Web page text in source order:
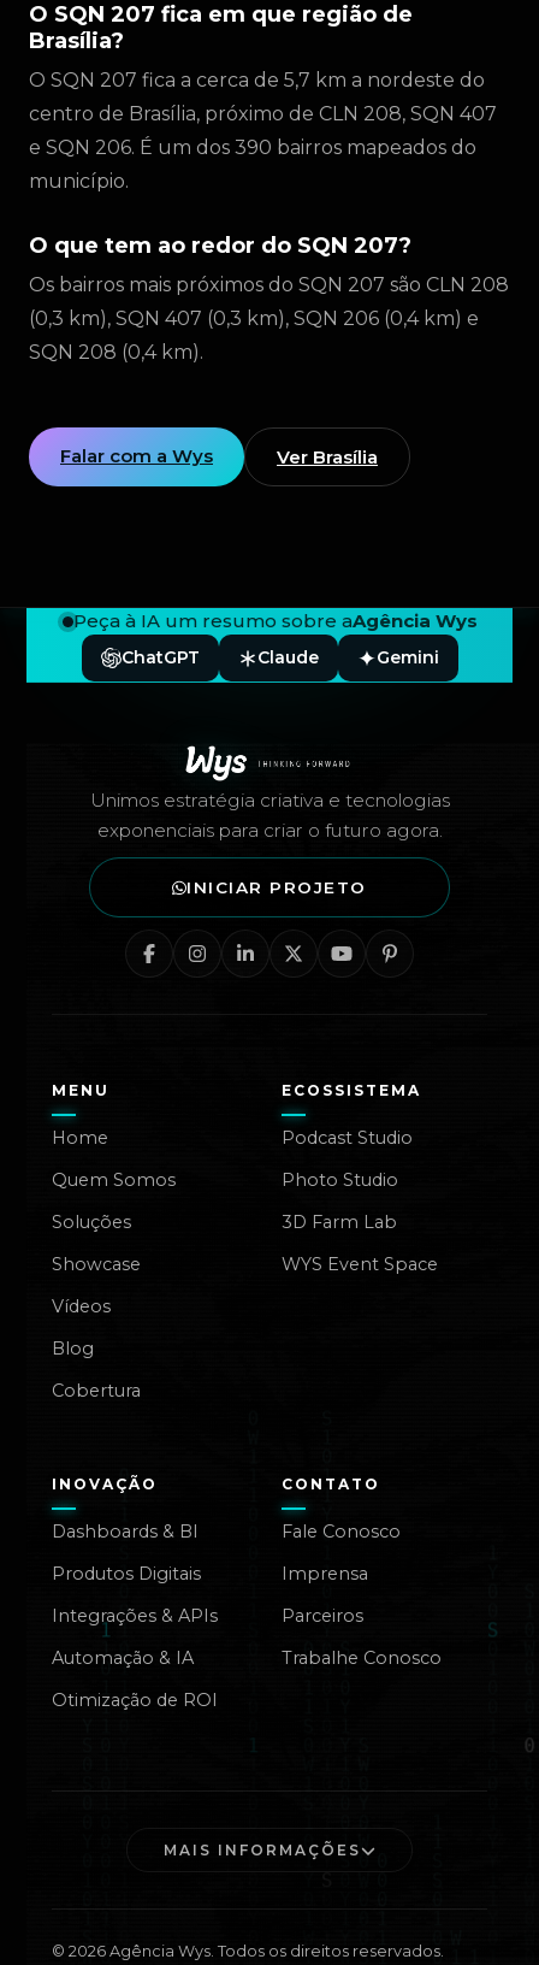
O SQN 207 fica em que região de
Brasília?
O SQN 207 fica a cerca de 5,7 km a nordeste do
centro de Brasília, próximo de CLN 208, SQN 407
e SQN 206. É um dos 390 bairros mapeados do
município.
O que tem ao redor do SQN 207?
Os bairros mais próximos do SQN 207 são CLN 208
(0,3 km), SQN 407 (0,3 km), SQN 206 (0,4 km) e
SQN 208 (0,4 km).
Falar com a Wys Ver Brasília
Peça à IA um resumo sobre aAgência Wys
ChatGPT Claude Gemini
Unimos estratégia criativa e tecnologias
exponenciais para criar o futuro agora.
INICIAR PROJETO
MENU
Home
Quem Somos
Soluções
Showcase
Vídeos
Blog
Cobertura
ECOSSISTEMA
Podcast Studio
Photo Studio
3D Farm Lab
WYS Event Space
INOVAÇÃO
Dashboards & BI
Produtos Digitais
Integrações & APIs
Automação & IA
Otimização de ROI
CONTATO
Fale Conosco
Imprensa
Parceiros
Trabalhe Conosco
MAIS INFORMAÇÕES
© 2026Agência Wys. Todos os direitos reservados.